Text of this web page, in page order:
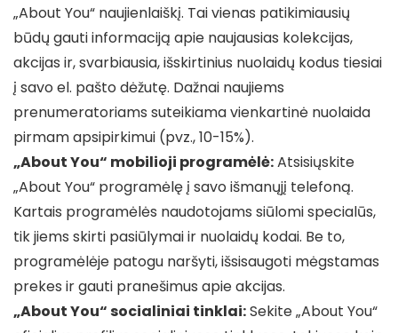
„About You“ naujienlaiškį. Tai vienas patikimiausių
būdų gauti informaciją apie naujausias kolekcijas,
akcijas ir, svarbiausia, išskirtinius nuolaidų kodus tiesiai
į savo el. pašto dėžutę. Dažnai naujiems
prenumeratoriams suteikiama vienkartinė nuolaida
pirmam apsipirkimui (pvz., 10-15%).
„About You“ mobilioji programėlė:Atsisiųskite
„About You“ programėlę į savo išmanųjį telefoną.
Kartais programėlės naudotojams siūlomi specialūs,
tik jiems skirti pasiūlymai ir nuolaidų kodai. Be to,
programėlėje patogu naršyti, išsisaugoti mėgstamas
prekes ir gauti pranešimus apie akcijas.
„About You“ socialiniai tinklai:Sekite „About You“